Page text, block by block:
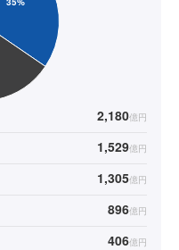
2,180億円
1,529億円
1,305億円
896億円
406億円